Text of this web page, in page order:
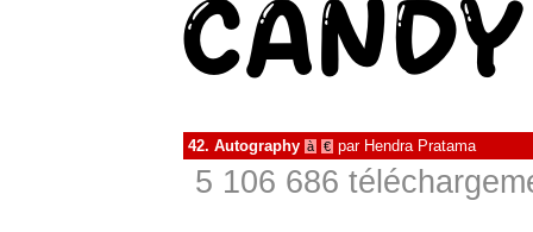
42. Autography à € par Hendra Pratama
5 106 686